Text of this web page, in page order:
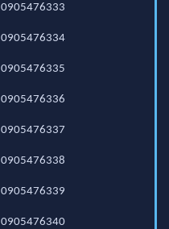
0905476333
0905476334
0905476335
0905476336
0905476337
0905476338
0905476339
0905476340